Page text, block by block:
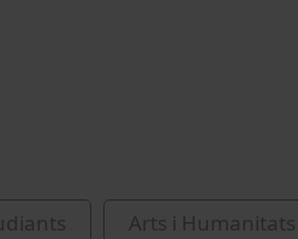
Arts i Humanitats